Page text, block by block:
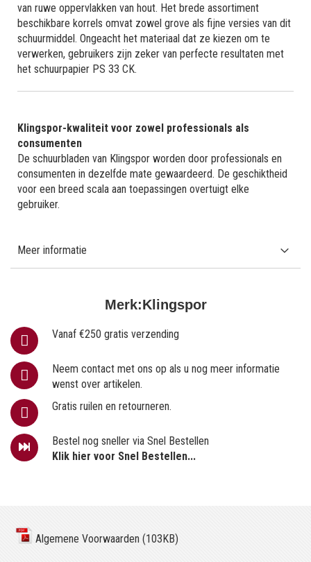
Merk:Klingspor
Vanaf €250 gratis verzending
Neem contact met ons op als u nog meer informatie
wenst over artikelen.
Gratis ruilen en retourneren.
Bestel nog sneller via Snel Bestellen
Klik hier voor Snel Bestellen...
van ruwe oppervlakken van hout. Het brede assortiment
beschikbare korrels omvat zowel grove als fijne versies van dit
schuurmiddel. Ongeacht het materiaal dat ze kiezen om te
verwerken, gebruikers zijn zeker van perfecte resultaten met
het schuurpapier PS 33 CK.
Klingspor-kwaliteit voor zowel professionals als
consumenten
De schuurbladen van Klingspor worden door professionals en
consumenten in dezelfde mate gewaardeerd. De geschiktheid
voor een breed scala aan toepassingen overtuigt elke
gebruiker.
Meer informatie
Algemene Voorwaarden (103KB)